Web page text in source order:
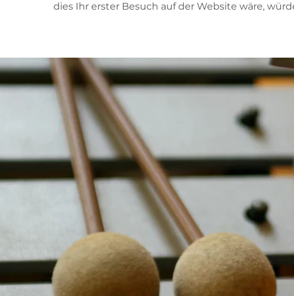
dies Ihr erster Besuch auf der Website wäre,